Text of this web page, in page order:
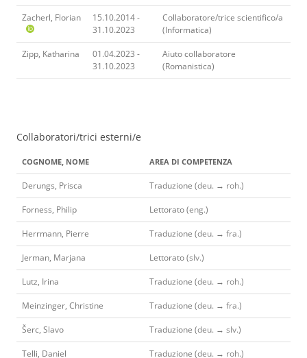
Zacherl, Florian
15.10.2014 -
31.10.2023
Collaboratore/trice scientifico/a
(Informatica)
Zipp, Katharina
01.04.2023 -
31.10.2023
Aiuto collaboratore
(Romanistica)
Collaboratori/trici esterni/e
COGNOME, NOME AREA DI COMPETENZA
Derungs, Prisca Traduzione (deu. → roh.)
Forness, Philip Lettorato (eng.)
Herrmann, Pierre Traduzione (deu. → fra.)
Jerman, Marjana Lettorato (slv.)
Lutz, Irina Traduzione (deu. → roh.)
Meinzinger, Christine Traduzione (deu. → fra.)
Šerc, Slavo Traduzione (deu. → slv.)
Telli, Daniel Traduzione (deu. → roh.)